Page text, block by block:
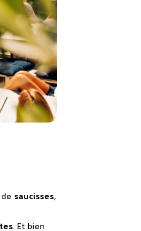
de saucisses,
. Et bien